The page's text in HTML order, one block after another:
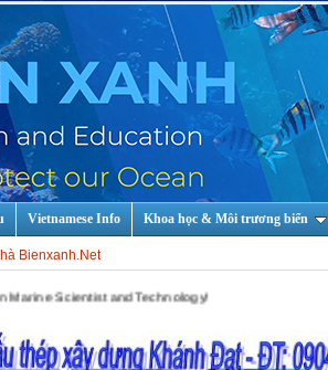
Vietnamese Info Khoa học & Môi trương biển
Bienxanh.Net
and Technology!